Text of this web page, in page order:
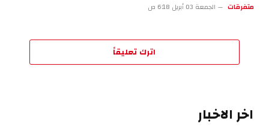
متفرقات الجمعة 03 أبريل 6:18 ص
اترك تعليقاً
اخر الاخبار